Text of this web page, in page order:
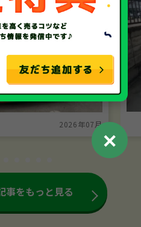
2026年07月
事をもっと見る
✕